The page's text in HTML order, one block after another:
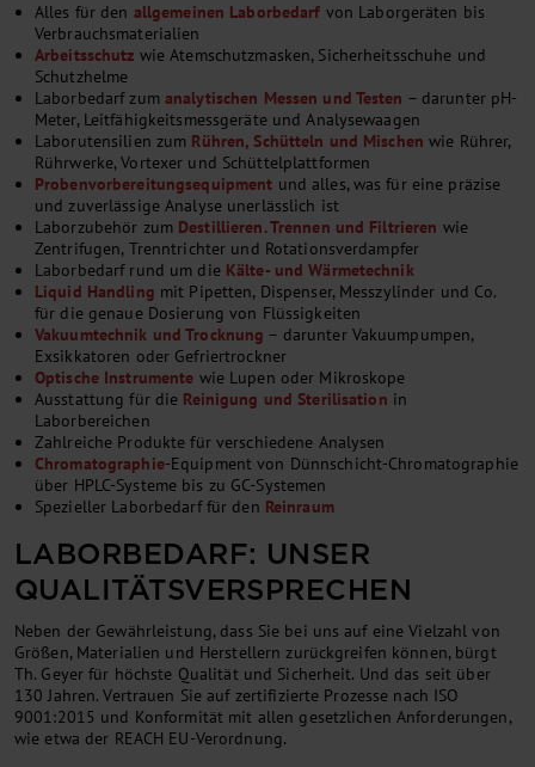
Alles für den allgemeinen Laborbedarf von Laborgeräten bis
Verbrauchsmaterialien
Arbeitsschutz wie Atemschutzmasken, Sicherheitsschuhe und
Schutzhelme
Laborbedarf zum analytischen Messen und Testen – darunter pH-
Meter, Leitfähigkeitsmessgeräte und Analysewaagen
Laborutensilien zum Rühren, Schütteln und Mischen wie Rührer,
Rührwerke, Vortexer und Schüttelplattformen
Probenvorbereitungsequipment und alles, was für eine präzise
und zuverlässige Analyse unerlässlich ist
Laborzubehör zum Destillieren. Trennen und Filtrieren wie
Zentrifugen, Trenntrichter und Rotationsverdampfer
Laborbedarf rund um die Kälte- und Wärmetechnik
Liquid Handling mit Pipetten, Dispenser, Messzylinder und Co.
für die genaue Dosierung von Flüssigkeiten
Vakuumtechnik und Trocknung – darunter Vakuumpumpen,
Exsikkatoren oder Gefriertrockner
Optische Instrumente wie Lupen oder Mikroskope
Ausstattung für die Reinigung und Sterilisation in
Laborbereichen
Zahlreiche Produkte für verschiedene Analysen
Chromatographie-Equipment von Dünnschicht-Chromatographie
über HPLC-Systeme bis zu GC-Systemen
Spezieller Laborbedarf für den Reinraum
LABORBEDARF: UNSER
QUALITÄTSVERSPRECHEN
Neben der Gewährleistung, dass Sie bei uns auf eine Vielzahl von
Größen, Materialien und Herstellern zurückgreifen können, bürgt
Th. Geyer für höchste Qualität und Sicherheit. Und das seit über
130 Jahren. Vertrauen Sie auf zertifizierte Prozesse nach ISO
9001:2015 und Konformität mit allen gesetzlichen Anforderungen,
wie etwa der REACH EU-Verordnung.